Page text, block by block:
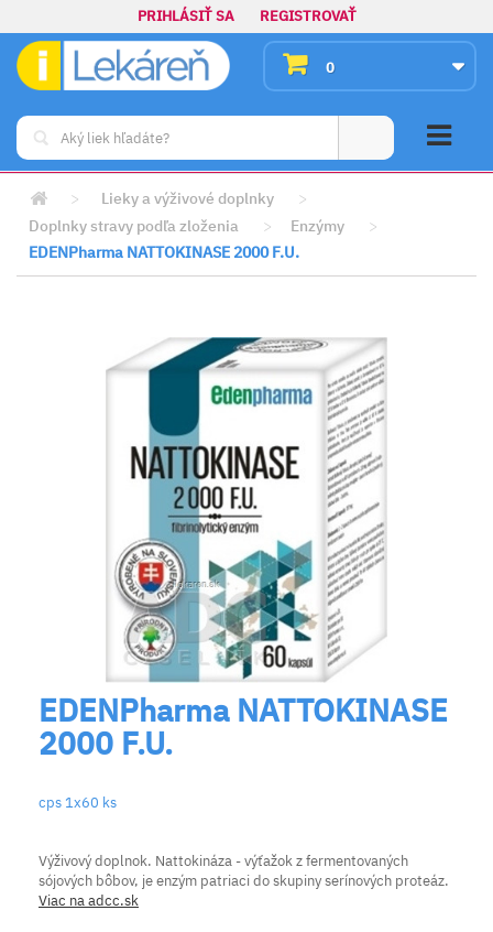
PRIHLÁSIŤ SA REGISTROVAŤ
0
> Lieky a výživové doplnky
>
Doplnky stravy podľa zloženia
> Enzýmy
>
EDENPharma NATTOKINASE 2000 F.U.
EDENPharma NATTOKINASE
2000 F.U.
cps 1x60 ks
Výživový doplnok. Nattokináza - výťažok z fermentovaných
sójových bôbov, je enzým patriaci do skupiny serínových proteáz.
Viac na adcc.sk